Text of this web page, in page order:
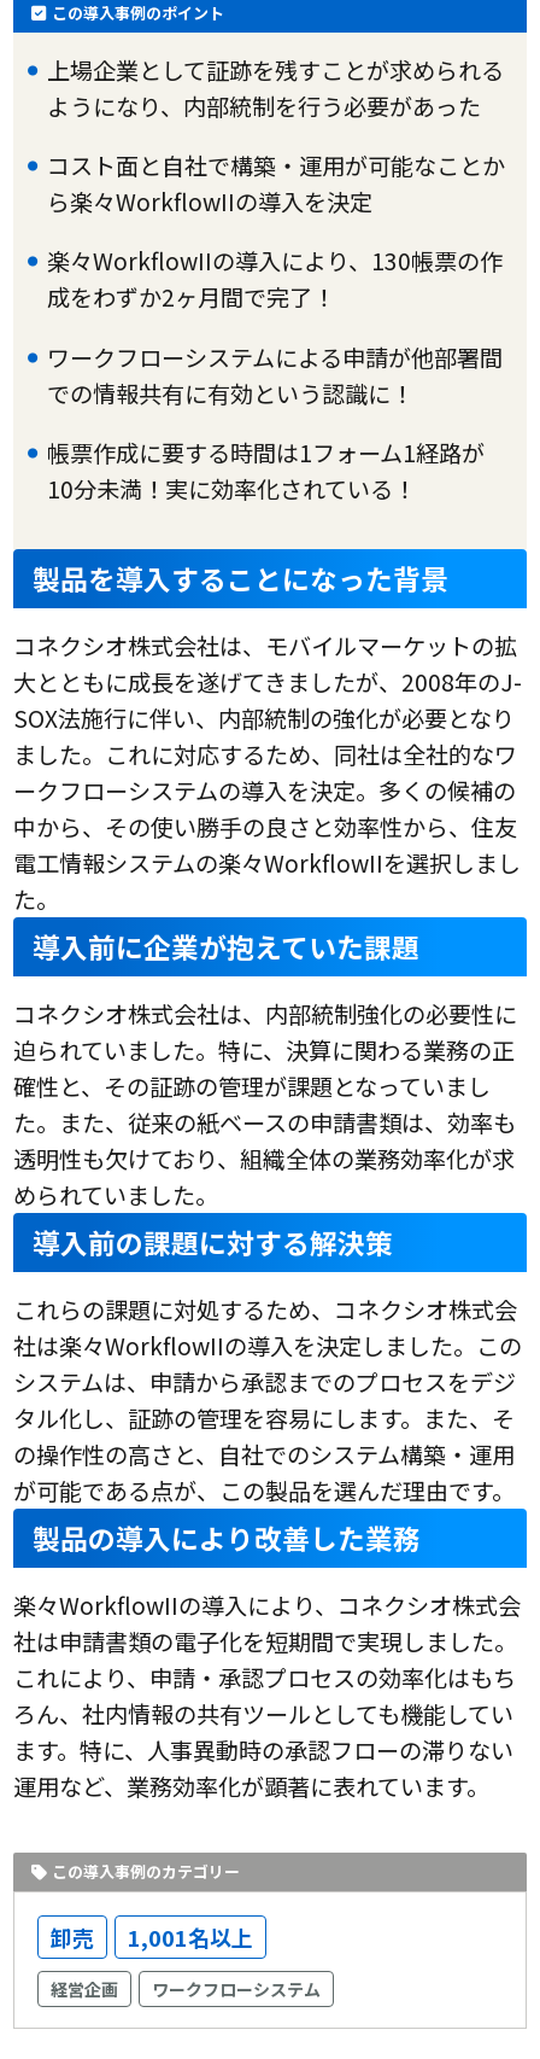
この導入事例のポイント
上場企業として証跡を残すことが求められる
ようになり、内部統制を行う必要があった
コスト面と自社で構築・運用が可能なことか
ら楽々WorkflowIIの導入を決定
楽々WorkflowIIの導入により、130帳票の作
成をわずか2ヶ月間で完了！
ワークフローシステムによる申請が他部署間
での情報共有に有効という認識に！
帳票作成に要する時間は1フォーム1経路が
10分未満！実に効率化されている！
製品を導入することになった背景
コネクシオ株式会社は、モバイルマーケットの拡
大とともに成長を遂げてきましたが、2008年のJ-
SOX法施行に伴い、内部統制の強化が必要となり
ました。これに対応するため、同社は全社的なワ
ークフローシステムの導入を決定。多くの候補の
中から、その使い勝手の良さと効率性から、住友
電工情報システムの楽々WorkflowIIを選択しまし
た。
導入前に企業が抱えていた課題
コネクシオ株式会社は、内部統制強化の必要性に
迫られていました。特に、決算に関わる業務の正
確性と、その証跡の管理が課題となっていまし
た。また、従来の紙ベースの申請書類は、効率も
透明性も欠けており、組織全体の業務効率化が求
められていました。
導入前の課題に対する解決策
これらの課題に対処するため、コネクシオ株式会
社は楽々WorkflowIIの導入を決定しました。この
システムは、申請から承認までのプロセスをデジ
タル化し、証跡の管理を容易にします。また、そ
の操作性の高さと、自社でのシステム構築・運用
が可能である点が、この製品を選んだ理由です。
製品の導入により改善した業務
楽々WorkflowIIの導入により、コネクシオ株式会
社は申請書類の電子化を短期間で実現しました。
これにより、申請・承認プロセスの効率化はもち
ろん、社内情報の共有ツールとしても機能してい
ます。特に、人事異動時の承認フローの滞りない
運用など、業務効率化が顕著に表れています。
この導入事例のカテゴリー
卸売 1,001名以上
経営企画 ワークフローシステム